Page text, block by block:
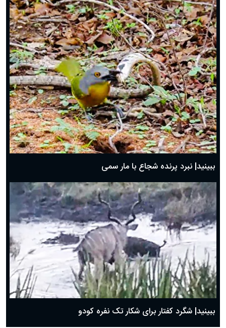
ببینید| نبرد پرنده شجاع با مار سمی
ببینید| شگرد کفتار برای شکار تک نفره کودو